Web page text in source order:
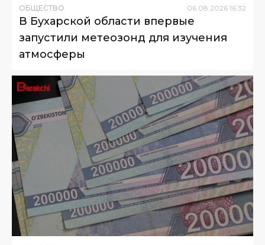
ОБЩЕСТВО 06.08.2026 16:32
В Бухарской области впервые
запустили метеозонд для изучения
атмосферы